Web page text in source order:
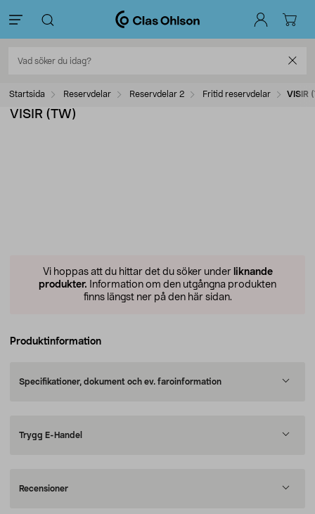
Startsida Reservdelar Reservdelar 2 Fritid reservdelar VISIR
VISIR (TW)
Vi hoppas att du hittar det du söker under liknande
produkter. Information om den utgångna produkten
finns längst ner på den här sidan.
Produktinformation
Specifikationer, dokument och ev. faroinformation
Trygg E-Handel
Recensioner